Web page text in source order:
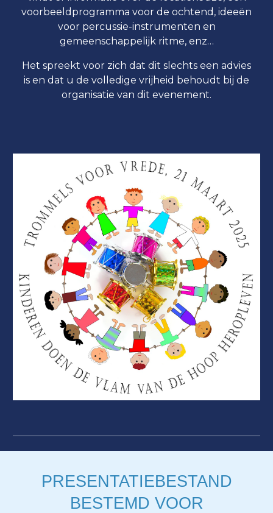
voorbeeldprogramma voor de ochtend, ideeën
voor percussie-instrumenten en
gemeenschappelijk ritme, enz…
Het spreekt voor zich dat dit slechts een advies
is en dat u de volledige vrijheid behoudt bij de
organisatie van dit evenement.
PRESENTATIEBESTAND
BESTEMD VOOR